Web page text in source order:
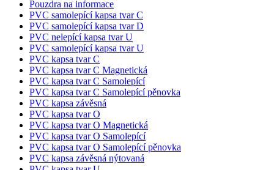
Nákupní vozíky Avant
Nákupní košíky
Klecové vozíky a rollkontejnery
Posuvná stupátka
Nabídkové PVC kapsy
Pouzdra na informace
PVC samolepící kapsa tvar C
PVC samolepící kapsa tvar D
PVC nelepící kapsa tvar U
PVC samolepící kapsa tvar U
PVC kapsa tvar C
PVC kapsa tvar C Magnetická
PVC kapsa tvar C Samolepící